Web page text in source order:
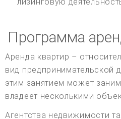
Программа
Аренда квартир –
вид предпринимательской
этим занятием может
владеет несколькими
Агентства недвижимости